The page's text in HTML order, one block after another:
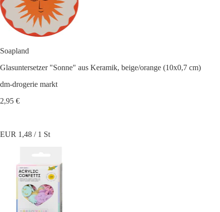
Soapland
Glasuntersetzer "Sonne" aus Keramik, beige/orange (10x0,7 cm)
dm-drogerie markt
2,95 €
EUR 1,48 / 1 St